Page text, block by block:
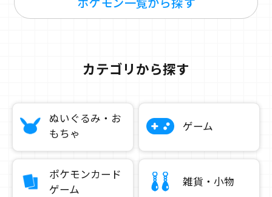
カテゴリから探す
ぬいぐるみ・お
もちゃ
ゲーム
ポケモンカード
ゲーム
雑貨・小物